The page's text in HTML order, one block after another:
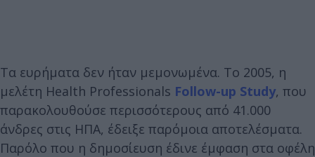
Τα ευρήματα δεν ήταν μεμονωμένα. Το 2005, η
μελέτη Health Professionals Follow-up Study, που
παρακολουθούσε περισσότερους από 41.000
άνδρες στις ΗΠΑ, έδειξε παρόμοια αποτελέσματα.
Παρόλο που η δημοσίευση έδινε έμφαση στα οφέλη